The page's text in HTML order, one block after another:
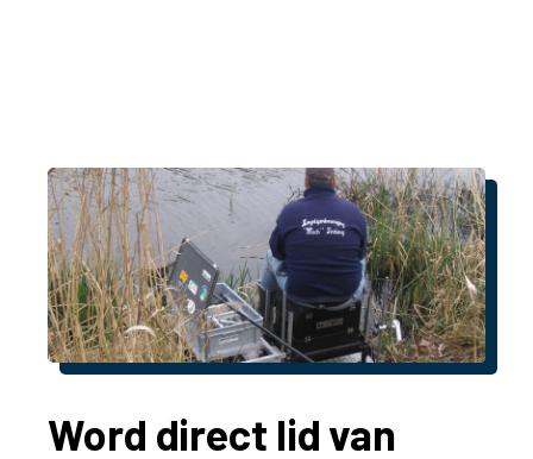
Word direct lid van